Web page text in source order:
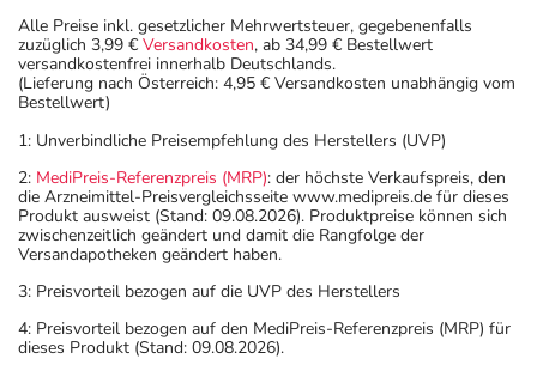
Alle Preise inkl. gesetzlicher Mehrwertsteuer, gegebenenfalls
zuzüglich 3,99 € Versandkosten, ab 34,99 € Bestellwert
versandkostenfrei innerhalb Deutschlands.
(Lieferung nach Österreich: 4,95 € Versandkosten unabhängig vom
Bestellwert)
1: Unverbindliche Preisempfehlung des Herstellers (UVP)
2: MediPreis-Referenzpreis (MRP): der höchste Verkaufspreis, den
die Arzneimittel-Preisvergleichsseite www.medipreis.de für dieses
Produkt ausweist (Stand: 09.08.2026). Produktpreise können sich
zwischenzeitlich geändert und damit die Rangfolge der
Versandapotheken geändert haben.
3: Preisvorteil bezogen auf die UVP des Herstellers
4: Preisvorteil bezogen auf den MediPreis-Referenzpreis (MRP) für
dieses Produkt (Stand: 09.08.2026).